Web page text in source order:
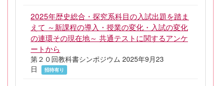
2025年歴史総合・探究系科目の入試出題を踏ま
えて ～新課程の導入・授業の変化・入試の変化
の連環その現在地～ 共通テストに関するアンケ
ートから
第２０回教科書シンポジウム 2025年9月23
日
招待有り